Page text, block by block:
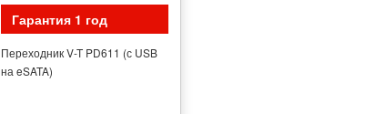
Гарантия 1 год
Переходник V-T PD611 (с USB
на eSATA)